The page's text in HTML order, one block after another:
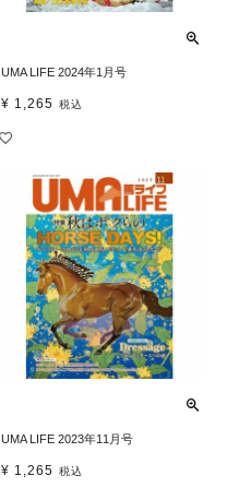
UMA LIFE 2024年1月号
¥ 1,265 税込
UMA LIFE 2023年11月号
¥ 1,265 税込